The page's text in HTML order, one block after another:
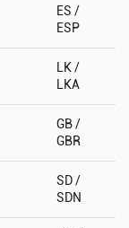
ES /
ESP
LK /
LKA
GB /
GBR
SD /
SDN